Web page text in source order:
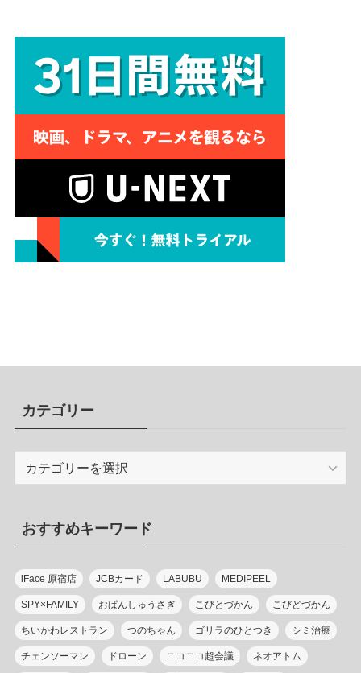
カテゴリー
リ
ー
おすすめキーワード
iFace 原宿店 JCBカード LABUBU MEDIPEEL
SPY×FAMILY おぱんしゅうさぎ こびとづかん こびどづかん
ちいかわレストラン つのちゃん ゴリラのひとつき シミ治療
チェンソーマン ドローン ニコニコ超会議 ネオアトム